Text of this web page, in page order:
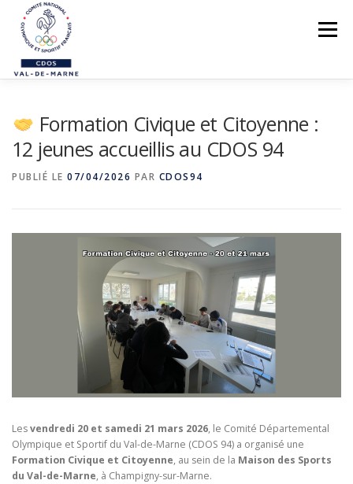
contenu
Menu
NOS ACTIONS
PREVENTION DES VIOLENCES
PARASPORTS
AIDE PÉDAGOGIQUE
LE RÉSEAU SPORTIF 94
CONTACTS
Formation Civique et Citoyenne :
12 jeunes accueillis au CDOS 94
PUBLIÉ LE 07/04/2026 PAR CDOS94
Lesvendredi 20 et samedi 21 mars 2026, le Comité Départemental
Olympique et Sportif du Val-de-Marne (CDOS 94) a organisé une
Formation Civique et Citoyenne, au sein de la Maison des Sports
du Val-de-Marne, à Champigny-sur-Marne.